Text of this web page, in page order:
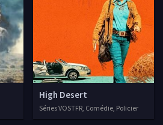
High Desert
Séries VOSTFR, Comédie, Policier